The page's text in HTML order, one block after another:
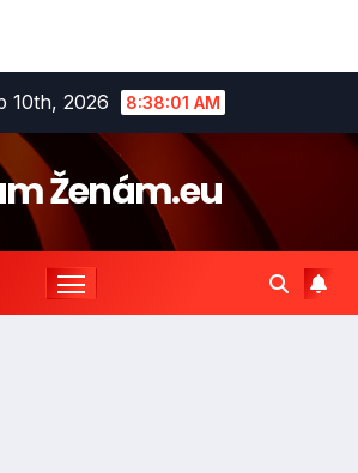
10th, 2026 8:38:02 AM
Ženám.eu